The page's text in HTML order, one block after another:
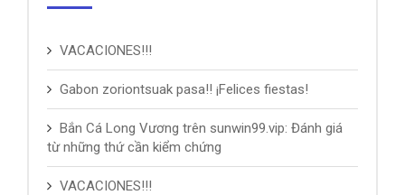
VACACIONES!!!
Gabon zoriontsuak pasa!! ¡Felices fiestas!
Bắn Cá Long Vương trên sunwin99.vip: Đánh giá
từ những thứ cần kiểm chứng
VACACIONES!!!